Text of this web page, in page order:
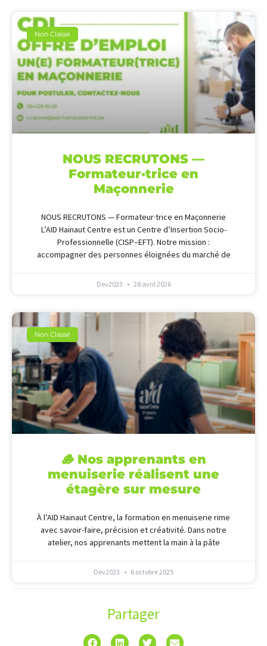
Non Classé
NOUS RECRUTONS —
Formateur·trice en
Maçonnerie
NOUS RECRUTONS — Formateur·trice en Maçonnerie
L’AID Hainaut Centre est un Centre d’Insertion Socio-
Professionnelle (CISP–EFT). Notre mission :
accompagner des personnes éloignées du marché de
Dev2023 28 avril 2026
Non Classé
🪵 Nos apprenants en
menuiserie réalisent une
étagère sur mesure
À l’AID Hainaut Centre, la formation en menuiserie rime
avec savoir-faire, précision et créativité. Dans notre
atelier, nos apprenants mettent la main à la pâte
Dev2023 6 octobre 2025
Partager